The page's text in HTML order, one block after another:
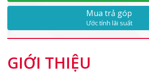
Mua trả góp
Ước tính lãi suất
GIỚI THIỆU